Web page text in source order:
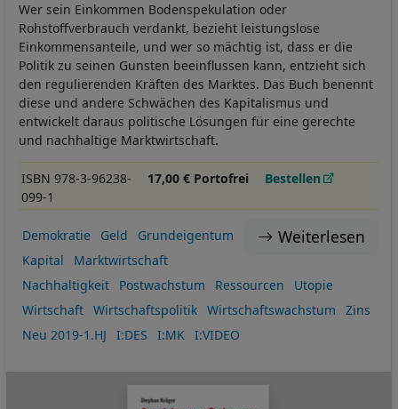
Wer sein Einkommen Bodenspekulation oder
Rohstoffverbrauch verdankt, bezieht leistungslose
Einkommensanteile, und wer so mächtig ist, dass er die
Politik zu seinen Gunsten beeinflussen kann, entzieht sich
den regulierenden Kräften des Marktes. Das Buch benennt
diese und andere Schwächen des Kapitalismus und
entwickelt daraus politische Lösungen für eine gerechte
und nachhaltige Marktwirtschaft.
ISBN 978-3-96238-
099-1
17,00 € Portofrei Bestellen
Weiterlesen
Demokratie Geld
Grundeigentum
Kapital
Marktwirtschaft
Nachhaltigkeit
Postwachstum Ressourcen
Utopie
Wirtschaft
Wirtschaftspolitik Wirtschaftswachstum
Zins
Neu 2019-1.HJ
I:DES I:MK I:VIDEO